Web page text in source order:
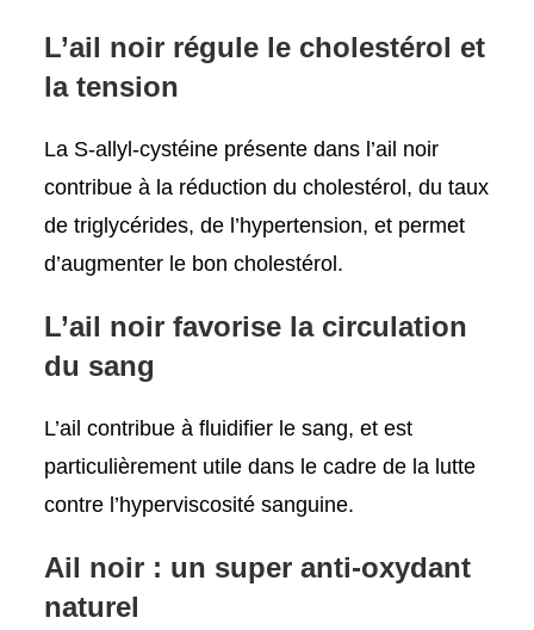
L’ail noir régule le cholestérol et
la tension
La S-allyl-cystéine présente dans l’ail noir
contribue à la réduction du cholestérol, du taux
de triglycérides, de l’hypertension, et permet
d’augmenter le bon cholestérol.
L’ail noir favorise la circulation
du sang
L’ail contribue à fluidifier le sang, et est
particulièrement utile dans le cadre de la lutte
contre l’hyperviscosité sanguine.
Ail noir : un super anti-oxydant
naturel